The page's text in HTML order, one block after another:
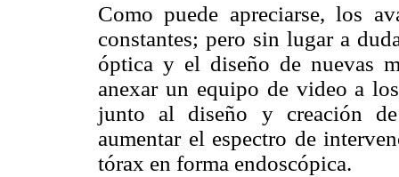
Como puede apreciarse, los
constantes; pero sin lugar a
óptica y el diseño de nuevas
anexar un equipo de video a
junto al diseño y creación de
aumentar el espectro de
tórax en forma endoscópica.